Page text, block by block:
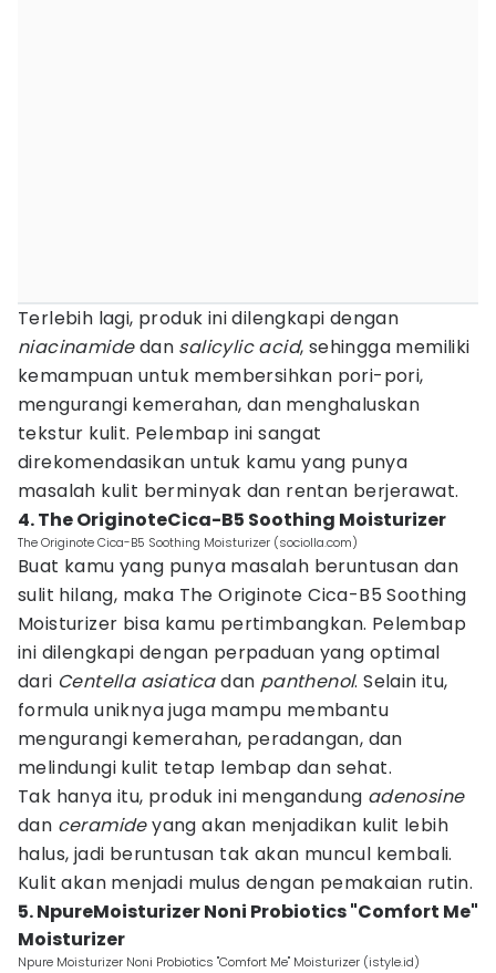
Terlebih lagi, produk ini dilengkapi dengan
niacinamidedan salicylic acid, sehingga memiliki
kemampuan untuk membersihkan pori-pori,
mengurangi kemerahan, dan menghaluskan
tekstur kulit. Pelembap ini sangat
direkomendasikan untuk kamu yang punya
masalah kulit berminyak dan rentan berjerawat.
4. The OriginoteCica-B5 Soothing Moisturizer
The Originote Cica-B5 Soothing Moisturizer (sociolla.com)
Buat kamu yang punya masalah beruntusan dan
sulit hilang, maka The Originote Cica-B5 Soothing
Moisturizer bisa kamu pertimbangkan. Pelembap
ini dilengkapi dengan perpaduan yang optimal
dari Centella asiaticadan panthenol. Selain itu,
formula uniknya juga mampu membantu
mengurangi kemerahan, peradangan, dan
melindungi kulit tetap lembap dan sehat.
Tak hanya itu, produk ini mengandung adenosine
dan ceramideyang akan menjadikan kulit lebih
halus, jadi beruntusan tak akan muncul kembali.
Kulit akan menjadi mulus dengan pemakaian rutin.
5. NpureMoisturizer Noni Probiotics "Comfort Me"
Moisturizer
Npure Moisturizer Noni Probiotics "Comfort Me" Moisturizer (istyle.id)